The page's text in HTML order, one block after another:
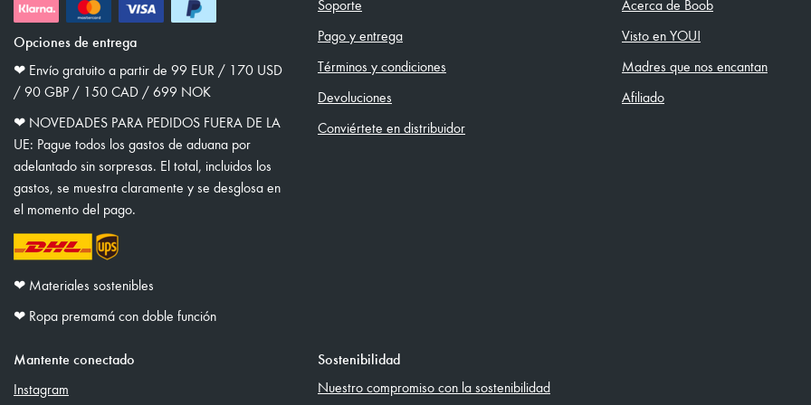
Opciones de entrega
❤︎ Envío gratuito a partir de 99 EUR / 170 USD
/ 90 GBP / 150 CAD / 699 NOK
❤︎ NOVEDADES PARA PEDIDOS FUERA DE LA
UE: Pague todos los gastos de aduana por
adelantado sin sorpresas. El total, incluidos los
gastos, se muestra claramente y se desglosa en
el momento del pago.
❤︎ Materiales sostenibles
❤︎ Ropa premamá con doble función
Soporte
Pago y entrega
Términos y condiciones
Devoluciones
Conviértete en distribuidor
Acerca de Boob
Visto en YOU!
Madres que nos encantan
Afiliado
Mantente conectado
Instagram
Sostenibilidad
Nuestro compromiso con la sostenibilidad